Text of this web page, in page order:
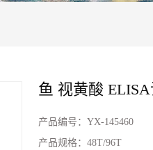
鱼 视黄酸
产品编号： YX-145460
产品规格： 48T/96T